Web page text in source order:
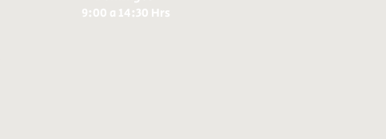
9:00 a 14:30 Hrs